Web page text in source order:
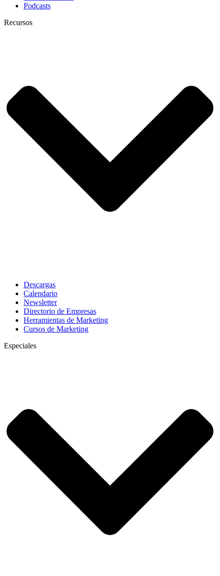
Podcasts
Recursos
Descargas
Calendario
Newsletter
Directorio de Empresas
Herramientas de Marketing
Cursos de Marketing
Especiales